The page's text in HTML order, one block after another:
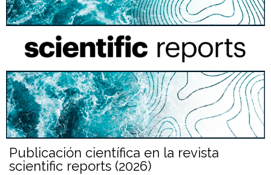
Publicación científica en la revista
scientific reports (2026)